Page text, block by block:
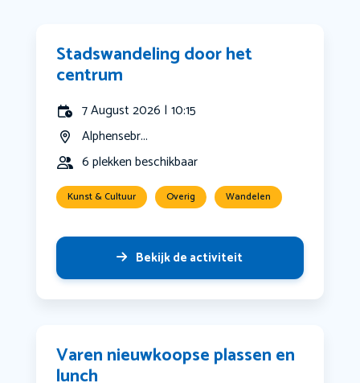
Stadswandeling door het
centrum
7 August 2026 | 10:15
Alphensebr...
6 plekken beschikbaar
Kunst & Cultuur Overig Wandelen
Bekijk de activiteit
Varen nieuwkoopse plassen en
lunch